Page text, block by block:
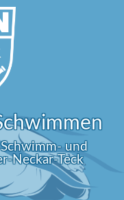
und
Neckar-Teck